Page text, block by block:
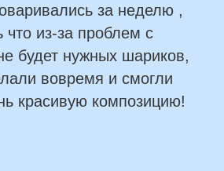
за неделю ,
что из-за проблем с
будет нужных шариков,
вовремя и смогли
красивую композицию!